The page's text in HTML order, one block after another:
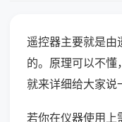
遥控器主要就是由
的。原理可以不懂
就来详细给大家说
若你在仪器使用上